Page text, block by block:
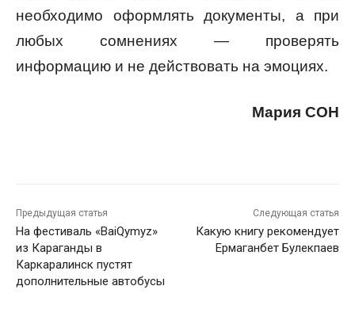
необходимо оформлять документы, а при
любых сомнениях — проверять
информацию и не действовать на эмоциях.
Мария СОН
Предыдущая статья
На фестиваль «BaiQymyz»
из Караганды в
Каркаралинск пустят
дополнительные автобусы
Следующая статья
Какую книгу рекомендует
Ермаганбет Булекпаев